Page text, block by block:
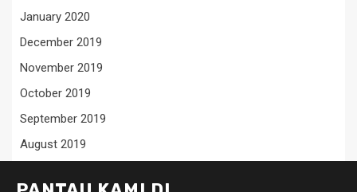
January 2020
December 2019
November 2019
October 2019
September 2019
August 2019